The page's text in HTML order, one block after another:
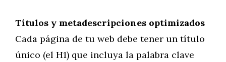
Títulos y metadescripciones optimizados
Cada página de tu web debe tener un título
único (el H1) que incluya la palabra clave